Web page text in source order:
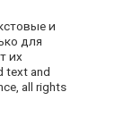
и
для
их
text and
all rights